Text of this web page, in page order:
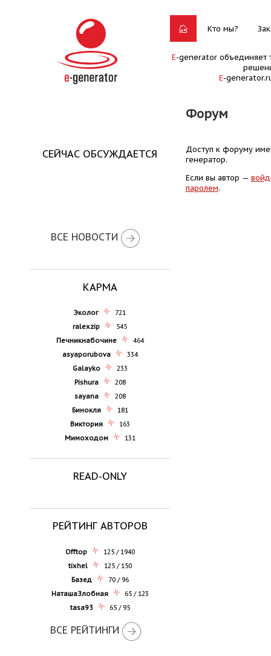
Кто мы?
E-generator объединяет
E-
Форум
СЕЙЧАС ОБСУЖДАЕТСЯ
ВСЕ НОВОСТИ
КАРМА
Эколог
721
ralexzip
545
Печникнабочине
464
asyaporubova
334
Galayko
233
Pishura
208
sayana
208
Бинокля
181
Виктория
163
Мимоходом
131
READ-ONLY
РЕЙТИНГ АВТОРОВ
Offtop
125 / 1940
tixhel
125 / 150
Базед
70 / 96
НаташаЗлобная
65 / 123
tasa93
65 / 95
ВСЕ РЕЙТИНГИ
Доступ к форуму
генератор.
Если вы автор —
паролем.